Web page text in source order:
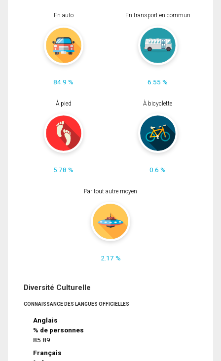
En auto
84.9 %
En transport en commun
6.55 %
À pied
5.78 %
À bicyclette
0.6 %
Par tout autre moyen
2.17 %
Diversité Culturelle
CONNAISSANCE DES LANGUES OFFICIELLES
Anglais
% de personnes
85.89
Français